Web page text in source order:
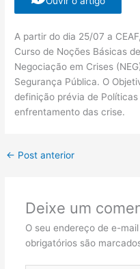
A partir do dia 25/07 a
Curso de Noções Básicas
Negociação em Crises
Segurança Pública. O
definição prévia de
enfrentamento das crise.
← Post anterior
Deixe um
O seu endereço de e-
obrigatórios são